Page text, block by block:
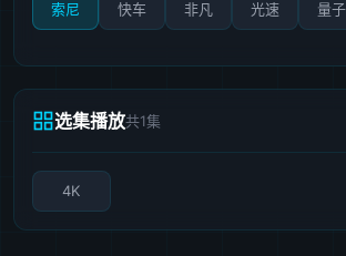
索尼 快车 非凡 光速 量子
选集播放共1集
4K